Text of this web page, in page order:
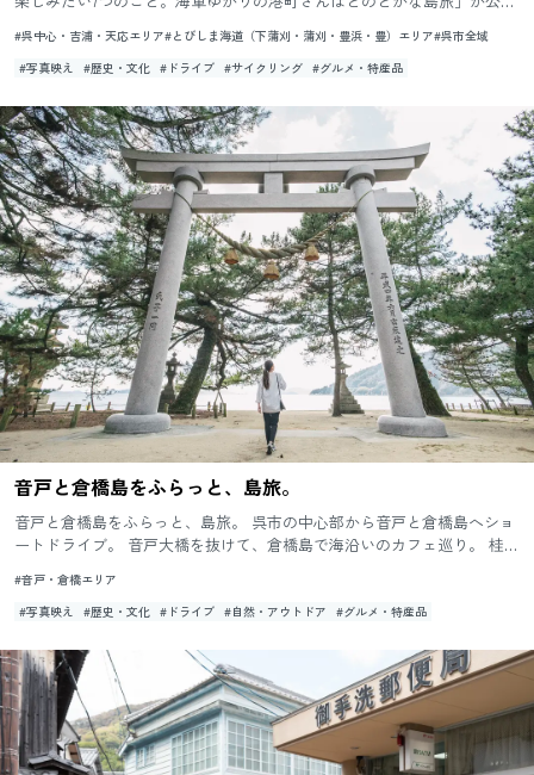
#呉中心・吉浦・天応エリア#とびしま海道（下蒲刈・蒲刈・豊浜・豊）エリア#呉市全域
#写真映え #歴史・文化 #ドライブ #サイクリング #グルメ・特産品
音戸と倉橋島をふらっと、島旅。
音戸と倉橋島をふらっと、島旅。 呉市の中心部から音戸と倉橋島へショ
ートドライブ。 音戸大橋を抜けて、倉橋島で海沿いのカフェ巡り。 桂浜
#音戸・倉橋エリア
#写真映え #歴史・文化 #ドライブ #自然・アウトドア #グルメ・特産品